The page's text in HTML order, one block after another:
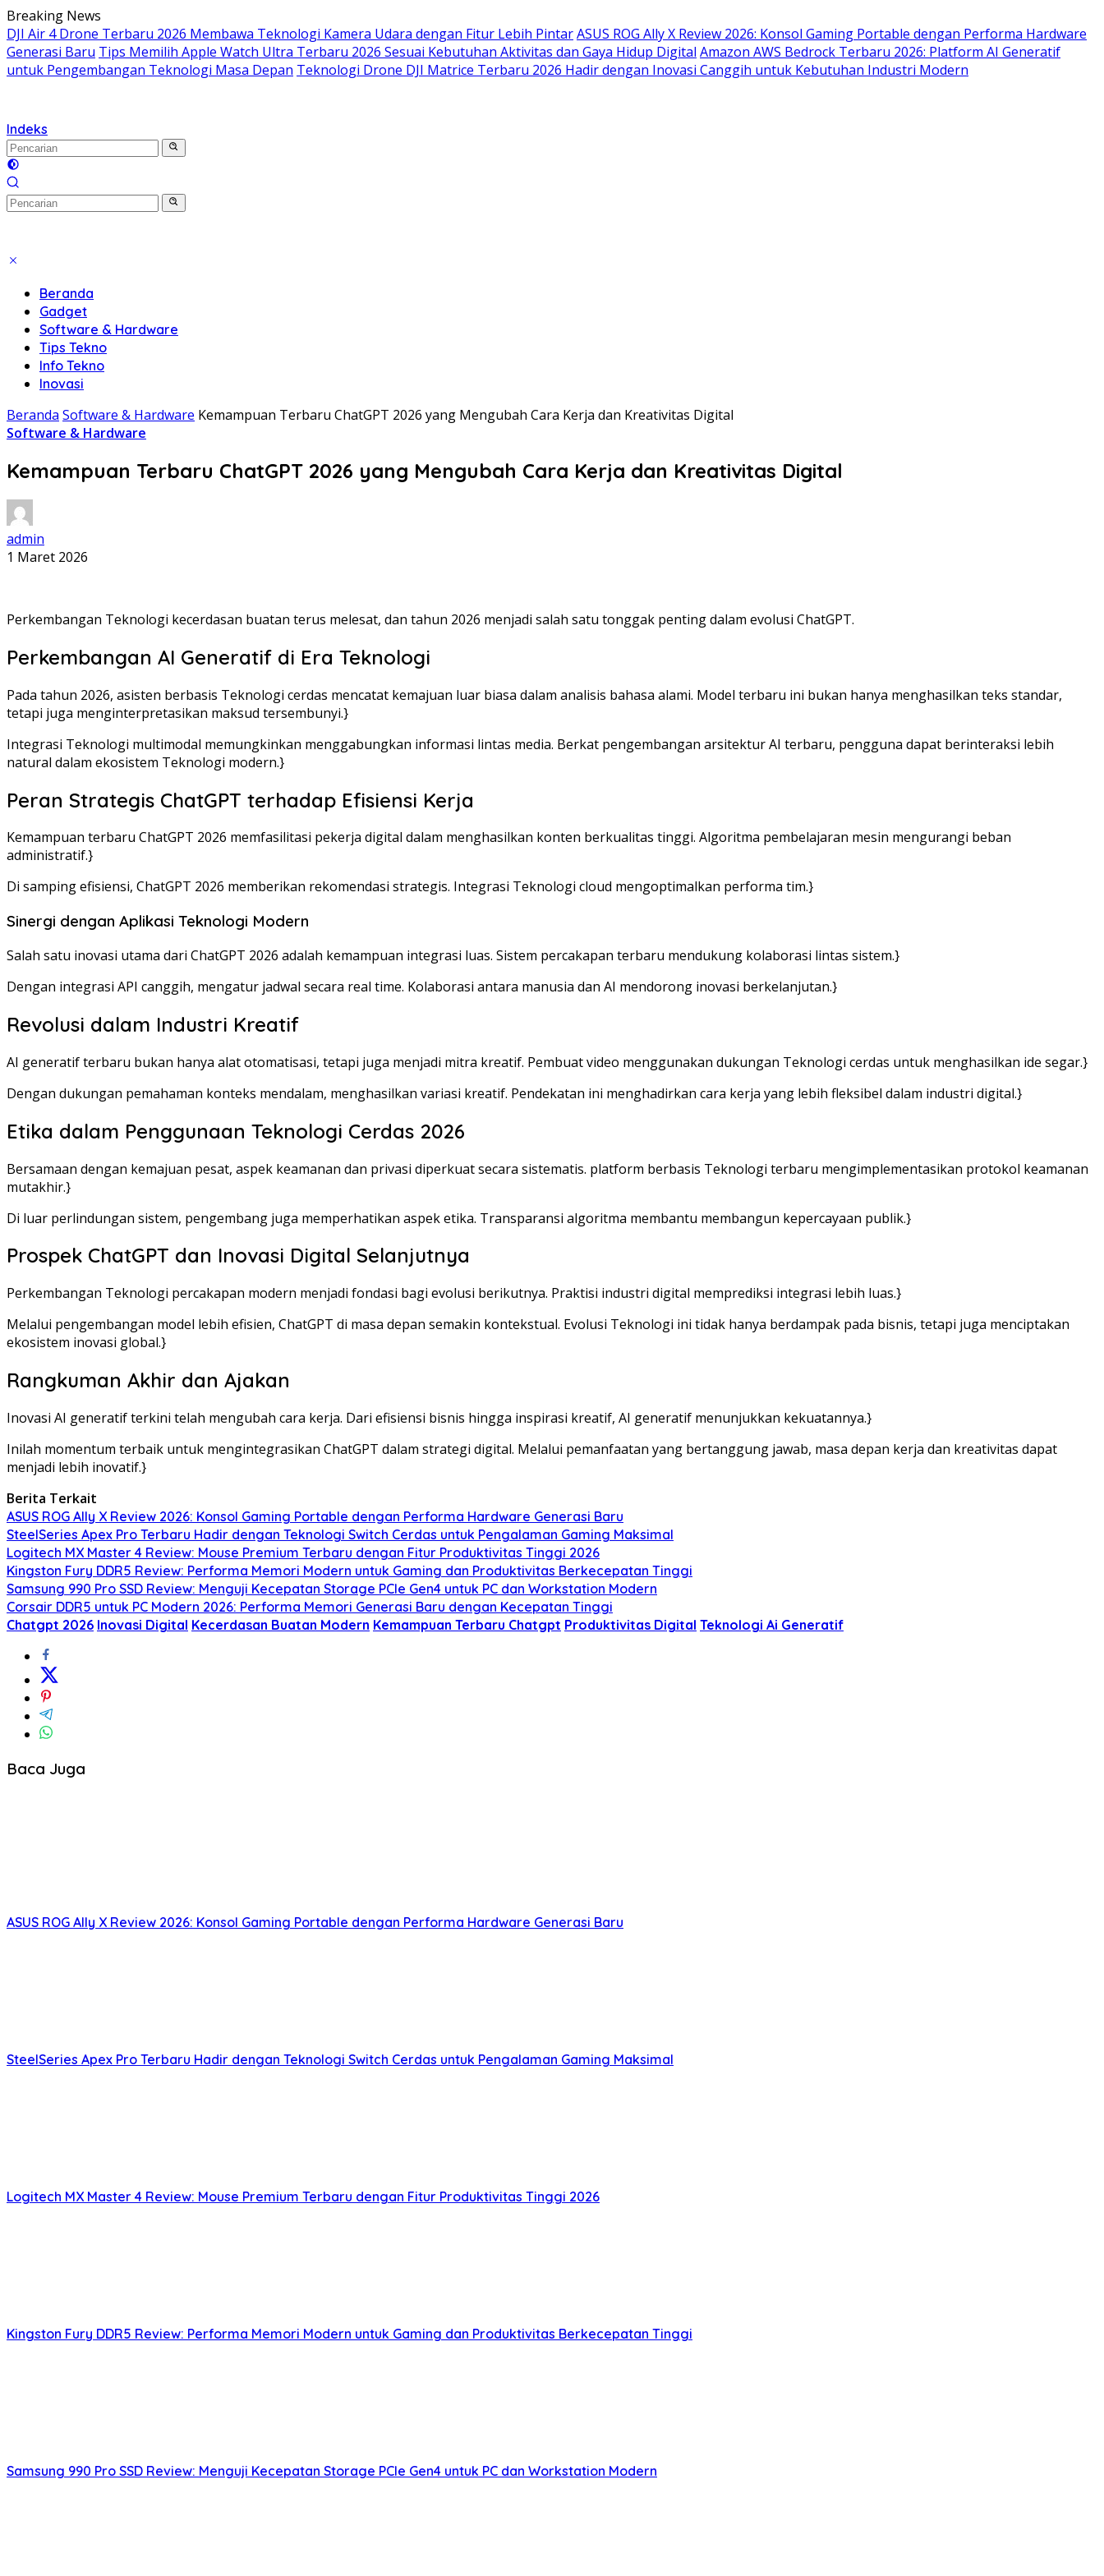
Langsung
ke
konten
Breaking News
DJI Air 4 Drone Terbaru 2026 Membawa Teknologi Kamera Udara dengan Fitur Lebih PintarASUS ROG Ally X Review 2026: Konsol Gaming Portable dengan Performa Hardware
Generasi Baru Tips Memilih Apple Watch Ultra Terbaru 2026 Sesuai Kebutuhan Aktivitas dan Gaya Hidup Digital Amazon AWS Bedrock Terbaru 2026: Platform AI Generatif
untuk Pengembangan Teknologi Masa Depan Teknologi Drone DJI Matrice Terbaru 2026 Hadir dengan Inovasi Canggih untuk Kebutuhan Industri Modern
Indeks
Beranda
Gadget
Software & Hardware
Tips Tekno
Info Tekno
Inovasi
Beranda Software & Hardware Kemampuan Terbaru ChatGPT 2026 yang Mengubah Cara Kerja dan Kreativitas Digital
Software & Hardware
Kemampuan Terbaru ChatGPT 2026 yang Mengubah Cara Kerja dan Kreativitas Digital
admin
1 Maret 2026
Perkembangan Teknologi kecerdasan buatan terus melesat, dan tahun 2026 menjadi salah satu tonggak penting dalam evolusi ChatGPT.
Perkembangan AI Generatif di Era Teknologi
Pada tahun 2026, asisten berbasis Teknologi cerdas mencatat kemajuan luar biasa dalam analisis bahasa alami. Model terbaru ini bukan hanya menghasilkan teks standar,
tetapi juga menginterpretasikan maksud tersembunyi.}
Integrasi Teknologi multimodal memungkinkan menggabungkan informasi lintas media. Berkat pengembangan arsitektur AI terbaru, pengguna dapat berinteraksi lebih
natural dalam ekosistem Teknologi modern.}
Peran Strategis ChatGPT terhadap Efisiensi Kerja
Kemampuan terbaru ChatGPT 2026 memfasilitasi pekerja digital dalam menghasilkan konten berkualitas tinggi. Algoritma pembelajaran mesin mengurangi beban
administratif.}
Di samping efisiensi, ChatGPT 2026 memberikan rekomendasi strategis. Integrasi Teknologi cloud mengoptimalkan performa tim.}
Sinergi dengan Aplikasi Teknologi Modern
Salah satu inovasi utama dari ChatGPT 2026 adalah kemampuan integrasi luas. Sistem percakapan terbaru mendukung kolaborasi lintas sistem.}
Dengan integrasi API canggih, mengatur jadwal secara real time. Kolaborasi antara manusia dan AI mendorong inovasi berkelanjutan.}
Revolusi dalam Industri Kreatif
AI generatif terbaru bukan hanya alat otomatisasi, tetapi juga menjadi mitra kreatif. Pembuat video menggunakan dukungan Teknologi cerdas untuk menghasilkan ide segar.}
Dengan dukungan pemahaman konteks mendalam, menghasilkan variasi kreatif. Pendekatan ini menghadirkan cara kerja yang lebih fleksibel dalam industri digital.}
Etika dalam Penggunaan Teknologi Cerdas 2026
Bersamaan dengan kemajuan pesat, aspek keamanan dan privasi diperkuat secara sistematis. platform berbasis Teknologi terbaru mengimplementasikan protokol keamanan
mutakhir.}
Di luar perlindungan sistem, pengembang juga memperhatikan aspek etika. Transparansi algoritma membantu membangun kepercayaan publik.}
Prospek ChatGPT dan Inovasi Digital Selanjutnya
Perkembangan Teknologi percakapan modern menjadi fondasi bagi evolusi berikutnya. Praktisi industri digital memprediksi integrasi lebih luas.}
Melalui pengembangan model lebih efisien, ChatGPT di masa depan semakin kontekstual. Evolusi Teknologi ini tidak hanya berdampak pada bisnis, tetapi juga menciptakan
ekosistem inovasi global.}
Rangkuman Akhir dan Ajakan
Inovasi AI generatif terkini telah mengubah cara kerja. Dari efisiensi bisnis hingga inspirasi kreatif, AI generatif menunjukkan kekuatannya.}
Inilah momentum terbaik untuk mengintegrasikan ChatGPT dalam strategi digital. Melalui pemanfaatan yang bertanggung jawab, masa depan kerja dan kreativitas dapat
menjadi lebih inovatif.}
Berita Terkait
ASUS ROG Ally X Review 2026: Konsol Gaming Portable dengan Performa Hardware Generasi Baru
SteelSeries Apex Pro Terbaru Hadir dengan Teknologi Switch Cerdas untuk Pengalaman Gaming Maksimal
Logitech MX Master 4 Review: Mouse Premium Terbaru dengan Fitur Produktivitas Tinggi 2026
Kingston Fury DDR5 Review: Performa Memori Modern untuk Gaming dan Produktivitas Berkecepatan Tinggi
Samsung 990 Pro SSD Review: Menguji Kecepatan Storage PCIe Gen4 untuk PC dan Workstation Modern
Corsair DDR5 untuk PC Modern 2026: Performa Memori Generasi Baru dengan Kecepatan Tinggi
Chatgpt 2026 Inovasi Digital Kecerdasan Buatan Modern Kemampuan Terbaru Chatgpt Produktivitas Digital Teknologi Ai Generatif
Baca Juga
ASUS ROG Ally X Review 2026: Konsol Gaming Portable dengan Performa Hardware Generasi Baru
SteelSeries Apex Pro Terbaru Hadir dengan Teknologi Switch Cerdas untuk Pengalaman Gaming Maksimal
Logitech MX Master 4 Review: Mouse Premium Terbaru dengan Fitur Produktivitas Tinggi 2026
Kingston Fury DDR5 Review: Performa Memori Modern untuk Gaming dan Produktivitas Berkecepatan Tinggi
Samsung 990 Pro SSD Review: Menguji Kecepatan Storage PCIe Gen4 untuk PC dan Workstation Modern